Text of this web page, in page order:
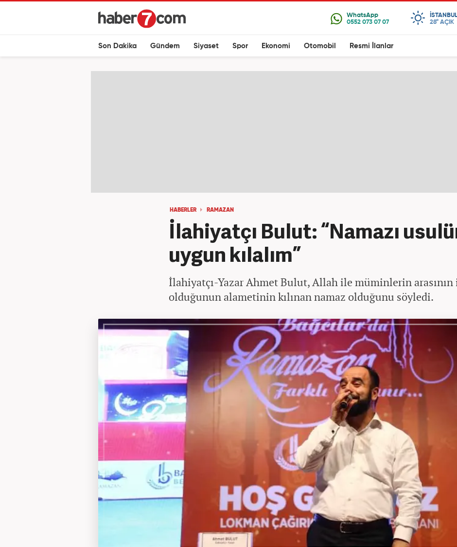
ISTANBUL
28° AÇIK
Son Dakika Gündem Siyaset Spor Ekonomi Otomobil Resmi İlanlar
HABERLER RAMAZAN
İlahiyatçı Bulut: “Namazı
uygun kılalım”
İlahiyatçı-Yazar Ahmet Bulut, Allah ile müminlerin arasının
olduğunun alametinin kılınan namaz olduğunu söyledi.